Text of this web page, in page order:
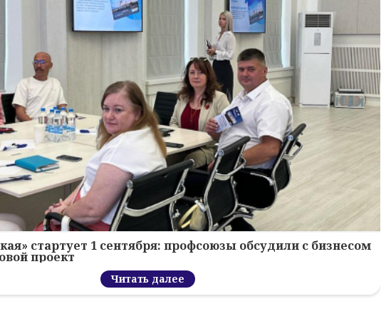
стартует 1 сентября: профсоюзы обсудили с бизнесом
проект
Читать далее